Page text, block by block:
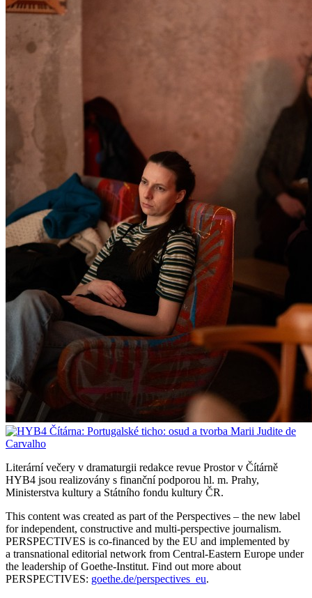
Literární večery v dramaturgii redakce revue Prostor v Čítárně
HYB4 jsou realizovány s finanční podporou hl. m. Prahy,
Ministerstva kultury a Státního fondu kultury ČR.
This content was created as part of the Perspectives – the new label
for independent, constructive and multi-perspective journalism.
PERSPECTIVES is co-financed by the EU and implemented by
a transnational editorial network from Central-Eastern Europe under
the leadership of Goethe-Institut. Find out more about
PERSPECTIVES: goethe.de/perspectives_eu.